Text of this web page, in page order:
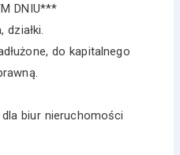
DNIU***
do kapitalnego
biur nieruchomości